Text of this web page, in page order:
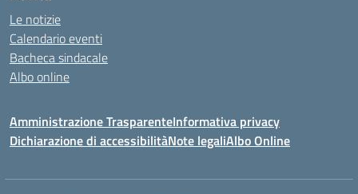
Le notizie
Calendario eventi
Bacheca sindacale
Albo online
Amministrazione TrasparenteInformativa privacy
Dichiarazione di accessibilitàNote legaliAlbo Online